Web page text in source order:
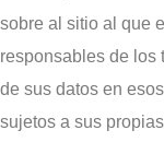
sobre al sitio al que
responsables de los
de sus datos en
sujetos a sus